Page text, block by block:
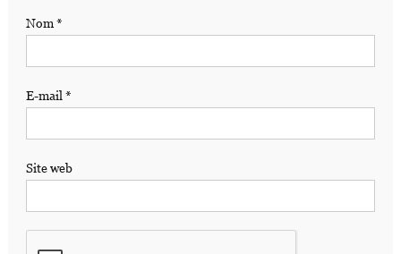
Nom*
E-mail *
Site web